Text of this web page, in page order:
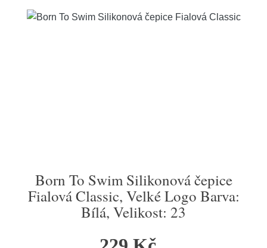
Born To Swim Silikonová čepice
Fialová Classic, Velké Logo Barva:
Bílá, Velikost: 23